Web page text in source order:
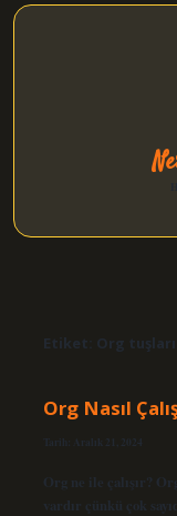
Etiket: Org
Org Nasıl
Tarih: Aralık 21, 2024
Org ne ile çalışır?
vardır çünkü çok